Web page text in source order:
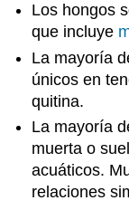
Los hongos
que incluye
La mayoría
únicos en
quitina.
La mayoría
muerta o
acuáticos.
relaciones